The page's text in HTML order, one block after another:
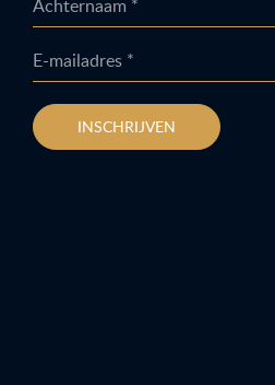
Achternaam *
E-mailadres *
INSCHRIJVEN